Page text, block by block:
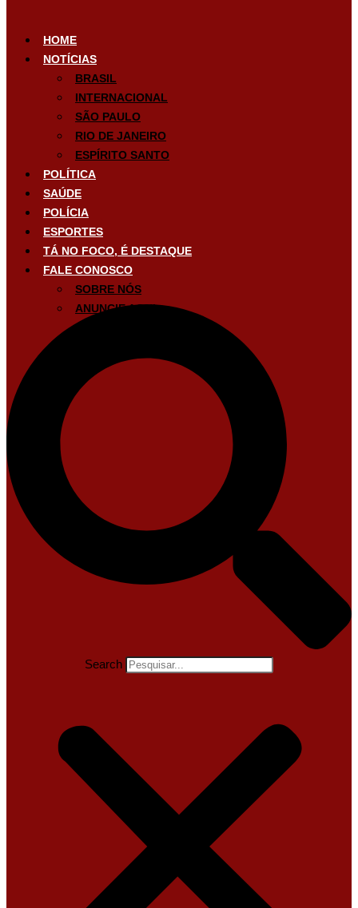
HOME
NOTÍCIAS
BRASIL
INTERNACIONAL
SÃO PAULO
RIO DE JANEIRO
ESPÍRITO SANTO
POLÍTICA
SAÚDE
POLÍCIA
ESPORTES
TÁ NO FOCO, É DESTAQUE
FALE CONOSCO
SOBRE NÓS
ANUNCIE AQUI
Search